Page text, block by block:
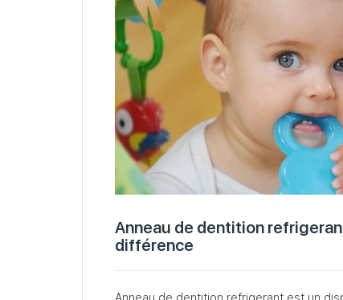
Anneau de dentition
différence
Anneau de dentition refrigerant est un